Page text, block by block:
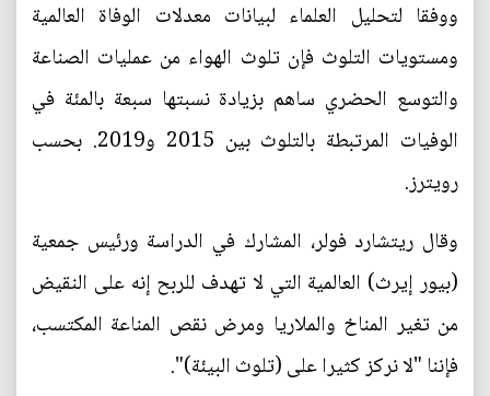
ووفقا لتحليل العلماء لبيانات معدلات الوفاة العالمية
ومستويات التلوث فإن تلوث الهواء من عمليات الصناعة
والتوسع الحضري ساهم بزيادة نسبتها سبعة بالمئة في
الوفيات المرتبطة بالتلوث بين 2015 و2019. بحسب
رويترز.
وقال ريتشارد فولر، المشارك في الدراسة ورئيس جمعية
(بيور إيرث) العالمية التي لا تهدف للربح إنه على النقيض
من تغير المناخ والملاريا ومرض نقص المناعة المكتسب،
فإننا "لا نركز كثيرا على (تلوث البيئة)".